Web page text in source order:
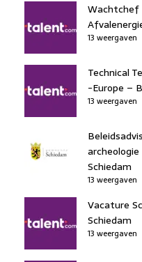
Wachtchef
13 weergaven
Technical
-Europe –
13 weergaven
Schiedam
13 weergaven
Vacature
Schiedam
13 weergaven